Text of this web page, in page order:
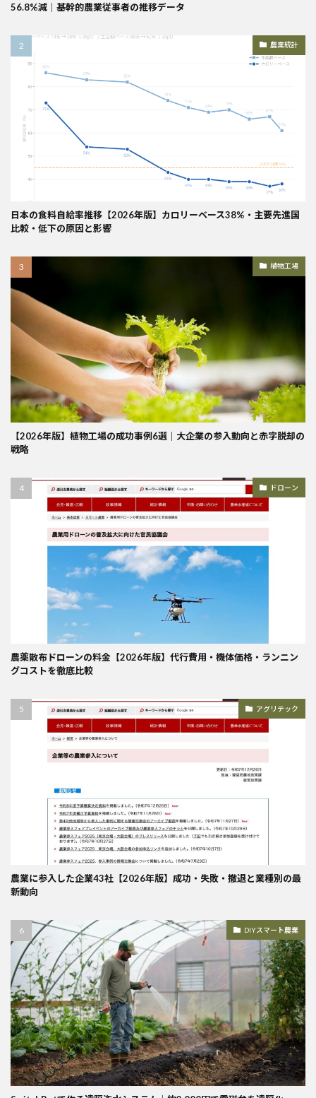
56.8%減｜基幹的農業従事者の推移データ
農業統計
日本の食料自給率推移【2026年版】カロリーベース38%・主要先進国
比較・低下の原因と影響
植物工場
【2026年版】植物工場の成功事例6選｜大企業の参入動向と赤字脱却の
戦略
ドローン
農薬散布ドローンの料金【2026年版】代行費用・機体価格・ランニン
グコストを徹底比較
アグリテック
農業に参入した企業43社【2026年版】成功・失敗・撤退と業種別の最
新動向
DIYスマート農業